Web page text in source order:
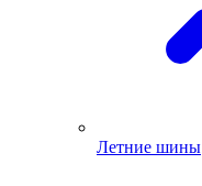
Летние шины